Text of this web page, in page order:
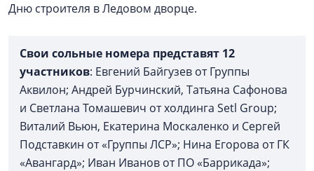
Дню строителя в Ледовом дворце.
Свои сольные номера представят 12
участников: Евгений Байгузев от Группы
Аквилон; Андрей Бурчинский, Татьяна Сафонова
и Светлана Томашевич от холдинга Setl Group;
Виталий Вьюн, Екатерина Москаленко и Сергей
Подставкин от «Группы ЛСР»; Нина Егорова от ГК
«Авангард»; Иван Иванов от ПО «Баррикада»;